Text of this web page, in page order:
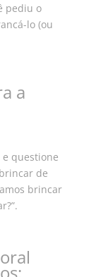
pediu o
lo (ou
a
questione
de
brincar